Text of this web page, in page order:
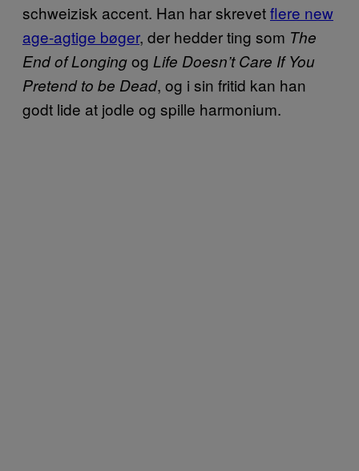
schweizisk accent. Han har skrevetflere new
age-agtige bøger, der hedder ting som The
End of Longingog Life Doesn’t Care If You
Pretend to be Dead, og i sin fritid kan han
godt lide at jodle og spille harmonium.